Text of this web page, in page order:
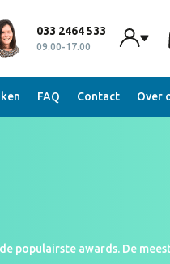
033 2464 533
09.00-17.00
FAQ Contact Over
populairste awards. De